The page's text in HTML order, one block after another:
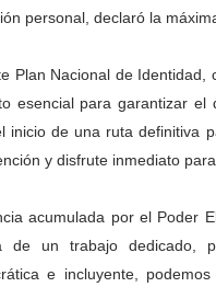
personal, declaró la
Plan Nacional de
esencial para garantizar
inicio de una ruta definitiva
y disfrute inmediato
acumulada por el Poder
de un trabajo dedicado,
e incluyente,